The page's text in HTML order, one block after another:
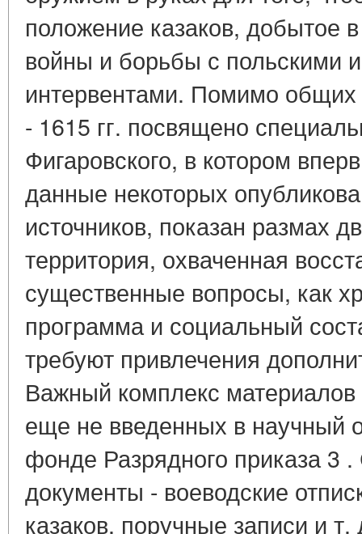
положение казаков, добытое
войны и борьбы с польскими
интервентами. Помимо общих
- 1615 гг. посвящено
Фигаровского, в котором
данные некоторых
источников, показан размах
территория, охваченная
существенные вопросы, как
программа и социальный
требуют привлечения
Важный комплекс материалов
еще не введенных в научный
фонде Разрядного приказа 3
документы - воеводские
казаков, поручные записи и